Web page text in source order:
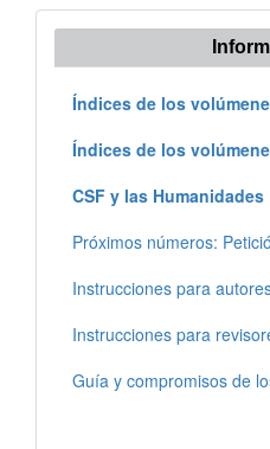
Índices de los
Índices de los
CSF y las
Próximos números:
Instrucciones para
Instrucciones para
Guía y compromisos de